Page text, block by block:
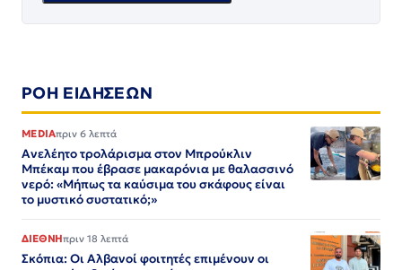
ΡΟΗ ΕΙΔΗΣΕΩΝ
MEDIAπριν 6 λεπτά
Ανελέητο τρολάρισμα στον Μπρούκλιν
Μπέκαμ που έβρασε μακαρόνια με θαλασσινό
νερό: «Μήπως τα καύσιμα του σκάφους είναι
το μυστικό συστατικό;»
ΔΙΕΘΝΗπριν 18 λεπτά
Σκόπια: Οι Αλβανοί φοιτητές επιμένουν οι